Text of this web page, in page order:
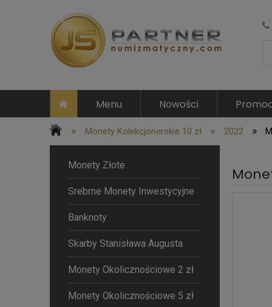
Menu Nowości
» Monety Kolekcjonerskie 10 zł » 2022 »
Monety Złote
Srebrne Monety Inwestycyjne
Banknoty
Skarby Stanisława Augusta
Monety Okolicznościowe 2 zł
Monety Okolicznościowe 5 zł